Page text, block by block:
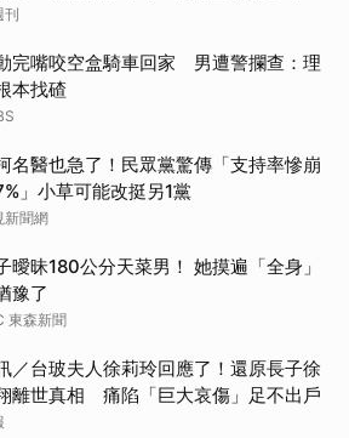
刊
完嘴咬空盒騎車回家 男遭警攔查：理
本找碴
名醫也急了！民眾黨驚傳「支持率慘崩
」小草可能改挺另1黨
新聞網
曖昧180公分天菜男！ 她摸遍「全身」
豫了
東森新聞
／台玻夫人徐莉玲回應了！還原長子徐
離世真相 痛陷「巨大哀傷」足不出戶